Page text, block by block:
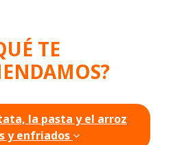
TE
la pasta y el arroz
y enfriados